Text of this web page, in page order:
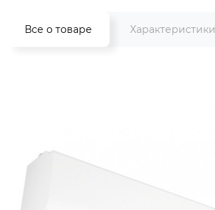
Все о товаре Характеристики